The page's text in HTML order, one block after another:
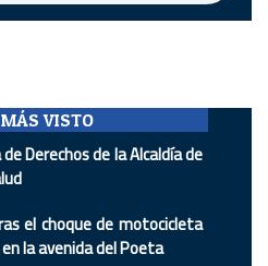
VISTO
Derechos de la Alcaldía de
el choque de motocicleta
la avenida del Poeta